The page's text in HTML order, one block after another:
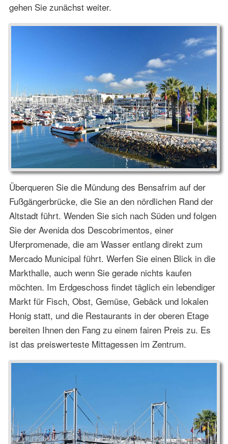
gehen Sie zunächst weiter.
Überqueren Sie die Mündung des Bensafrim auf der
Fußgängerbrücke, die Sie an den nördlichen Rand der
Altstadt führt. Wenden Sie sich nach Süden und folgen
Sie der Avenida dos Descobrimentos, einer
Uferpromenade, die am Wasser entlang direkt zum
Mercado Municipal führt. Werfen Sie einen Blick in die
Markthalle, auch wenn Sie gerade nichts kaufen
möchten. Im Erdgeschoss findet täglich ein lebendiger
Markt für Fisch, Obst, Gemüse, Gebäck und lokalen
Honig statt, und die Restaurants in der oberen Etage
bereiten Ihnen den Fang zu einem fairen Preis zu. Es
ist das preiswerteste Mittagessen im Zentrum.